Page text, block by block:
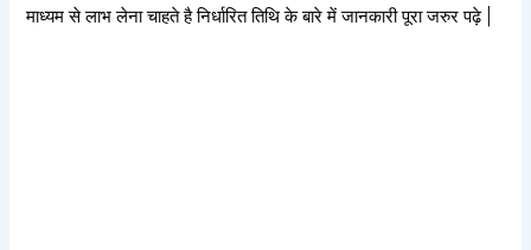
माध्यम से लाभ लेना चाहते है निर्धारित तिथि के बारे में जानकारी पूरा जरुर पढ़े |